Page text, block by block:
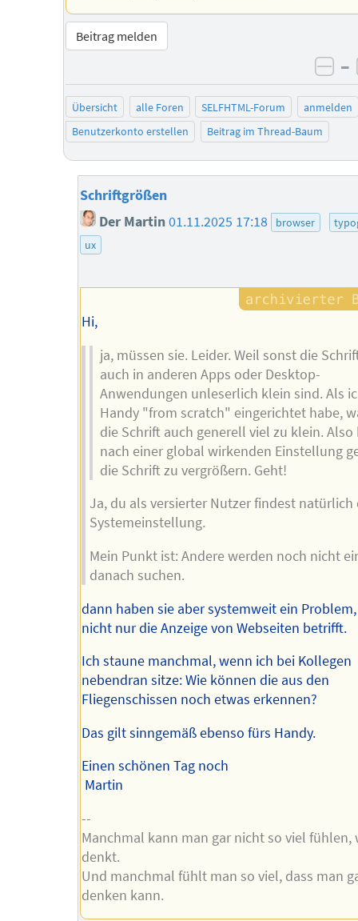
Beitrag melden
–
Übersicht alle Foren SELFHTML-Forum
anmelden
Benutzerkonto erstellen
Beitrag im Thread-Baum
Schriftgrößen
Der Martin 01.11.2025 17:18 browser
ux
Hi,
ja, müssen sie. Leider. Weil sonst die
auch in anderen Apps oder Desktop-
Anwendungen unleserlich klein sind. Als
Handy "from scratch" eingerichtet habe,
die Schrift auch generell viel zu klein. Also
nach einer global wirkenden Einstellung
die Schrift zu vergrößern. Geht!
Ja, du als versierter Nutzer findest natürlich
Systemeinstellung.
Mein Punkt ist: Andere werden noch nicht
danach suchen.
dann haben sie aber systemweit ein
nicht nur die Anzeige von Webseiten betrifft.
Ich staune manchmal, wenn ich bei Kollegen
nebendran sitze: Wie können die aus den
Fliegenschissen noch etwas erkennen?
Das gilt sinngemäß ebenso fürs Handy.
Einen schönen Tag noch
Martin
--
Manchmal kann man gar nicht so viel fühlen,
denkt.
Und manchmal fühlt man so viel, dass man
denken kann.